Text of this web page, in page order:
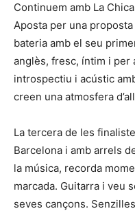
Continuem amb La
Aposta per una
bateria amb el seu
anglès, fresc, íntim i per
introspectiu i acústic
creen una atmosfera
La tercera de les
Barcelona i amb arrels
la música, recorda
marcada. Guitarra i veu
seves cançons.